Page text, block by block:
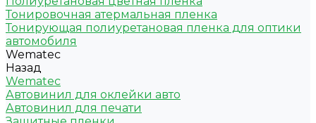
Тонировочная атермальная пленка
Тонирующая полиуретановая пленка для оптики
автомобиля
Wematec
Назад
Wematec
Автовинил для оклейки авто
Автовинил для печати